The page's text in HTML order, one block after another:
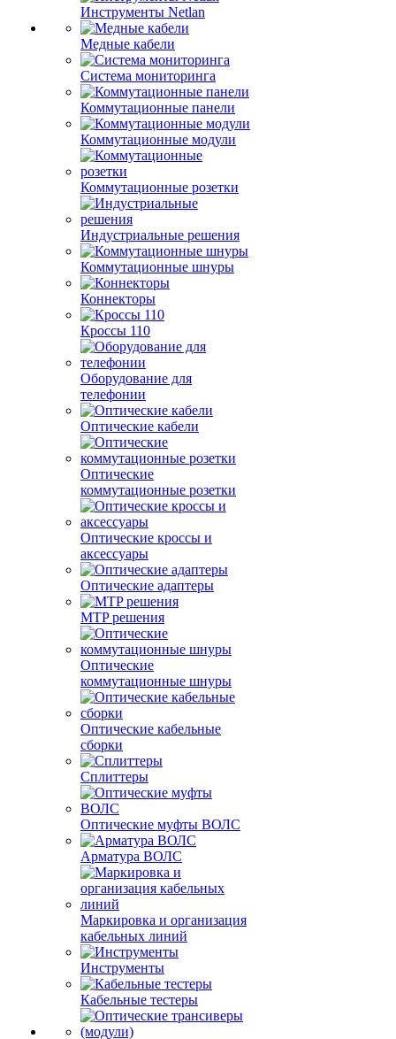
Инструменты Netlan
Медные кабели
Система мониторинга
Коммутационные панели
Коммутационные модули
Коммутационные розетки
Индустриальные решения
Коммутационные шнуры
Коннекторы
Кроссы 110
Оборудование для
телефонии
Оптические кабели
Оптические
коммутационные розетки
Оптические кроссы и
аксессуары
Оптические адаптеры
MTP решения
Оптические
коммутационные шнуры
Оптические кабельные
сборки
Сплиттеры
Оптические муфты ВОЛС
Арматура ВОЛС
Маркировка и организация
кабельных линий
Инструменты
Кабельные тестеры